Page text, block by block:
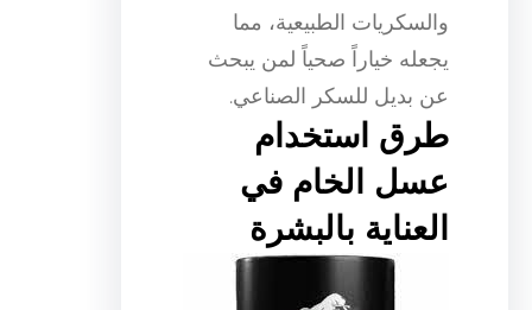
والسكريات الطبيعية، مما
يجعله خياراً صحياً لمن يبحث
عن بديل للسكر الصناعي.
طرق استخدام
عسل الخام في
العناية بالبشرة